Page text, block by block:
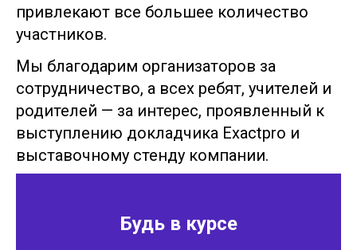
привлекают все большее количество
участников.
Мы благодарим организаторов за
сотрудничество, а всех ребят, учителей и
родителей — за интерес, проявленный к
выступлению докладчика Exactpro и
выставочному стенду компании.
Будь в курсе